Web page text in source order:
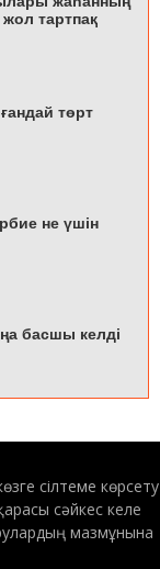
тартпақ
төрт
не үшін
басшы келді
келді
қатері
сілтеме көрсету
сәйкес келе
мазмұнына